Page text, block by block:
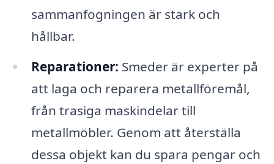
sammanfogningen är stark och
hållbar.
Reparationer: Smeder är experter på
att laga och reparera metallföremål,
från trasiga maskindelar till
metallmöbler. Genom att återställa
dessa objekt kan du spara pengar och